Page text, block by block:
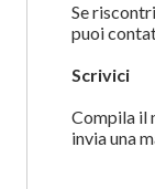
Se
puoi
Scrivici
Compila il
invia una